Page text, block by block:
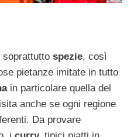
soprattutto spezie, così
pietanze imitate in tutto
in particolare quella del
anche se ogni regione
Da provare